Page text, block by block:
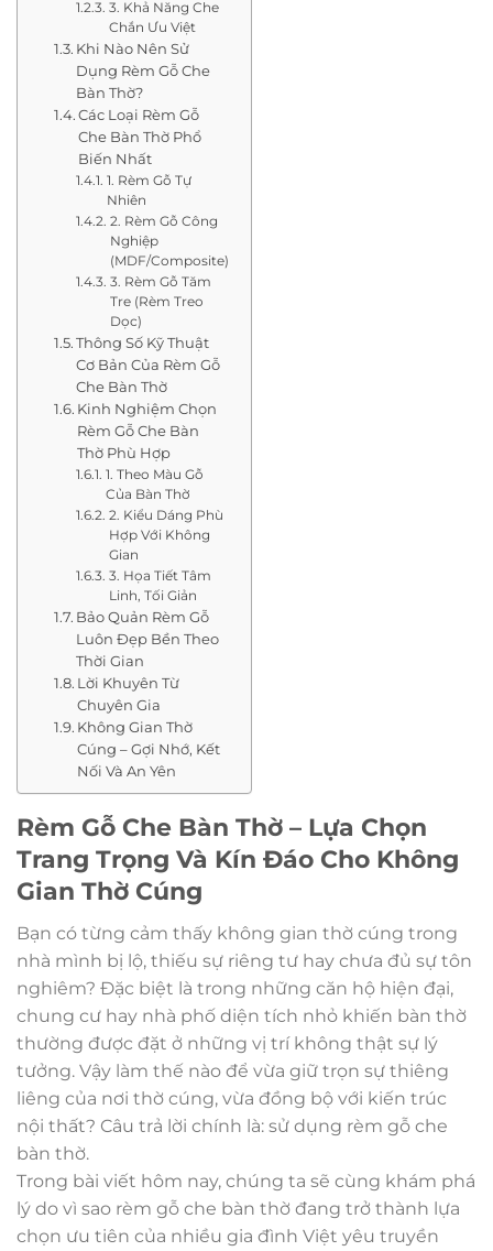
3. Khả Năng Che
Chắn Ưu Việt
Khi Nào Nên Sử
Dụng Rèm Gỗ Che
Bàn Thờ?
Các Loại Rèm Gỗ
Che Bàn Thờ Phổ
Biến Nhất
1. Rèm Gỗ Tự
Nhiên
2. Rèm Gỗ Công
Nghiệp
(MDF/Composite)
3. Rèm Gỗ Tăm
Tre (Rèm Treo
Dọc)
Thông Số Kỹ Thuật
Cơ Bản Của Rèm Gỗ
Che Bàn Thờ
Kinh Nghiệm Chọn
Rèm Gỗ Che Bàn
Thờ Phù Hợp
1. Theo Màu Gỗ
Của Bàn Thờ
2. Kiểu Dáng Phù
Hợp Với Không
Gian
3. Họa Tiết Tâm
Linh, Tối Giản
Bảo Quản Rèm Gỗ
Luôn Đẹp Bền Theo
Thời Gian
Lời Khuyên Từ
Chuyên Gia
Không Gian Thờ
Cúng – Gợi Nhớ, Kết
Nối Và An Yên
Rèm Gỗ Che Bàn Thờ – Lựa Chọn
Trang Trọng Và Kín Đáo Cho Không
Gian Thờ Cúng
Bạn có từng cảm thấy không gian thờ cúng trong
nhà mình bị lộ, thiếu sự riêng tư hay chưa đủ sự tôn
nghiêm? Đặc biệt là trong những căn hộ hiện đại,
chung cư hay nhà phố diện tích nhỏ khiến bàn thờ
thường được đặt ở những vị trí không thật sự lý
tưởng. Vậy làm thế nào để vừa giữ trọn sự thiêng
liêng của nơi thờ cúng, vừa đồng bộ với kiến trúc
nội thất? Câu trả lời chính là: sử dụng rèm gỗ che
bàn thờ.
Trong bài viết hôm nay, chúng ta sẽ cùng khám phá
lý do vì sao rèm gỗ che bàn thờ đang trở thành lựa
chọn ưu tiên của nhiều gia đình Việt yêu truyền